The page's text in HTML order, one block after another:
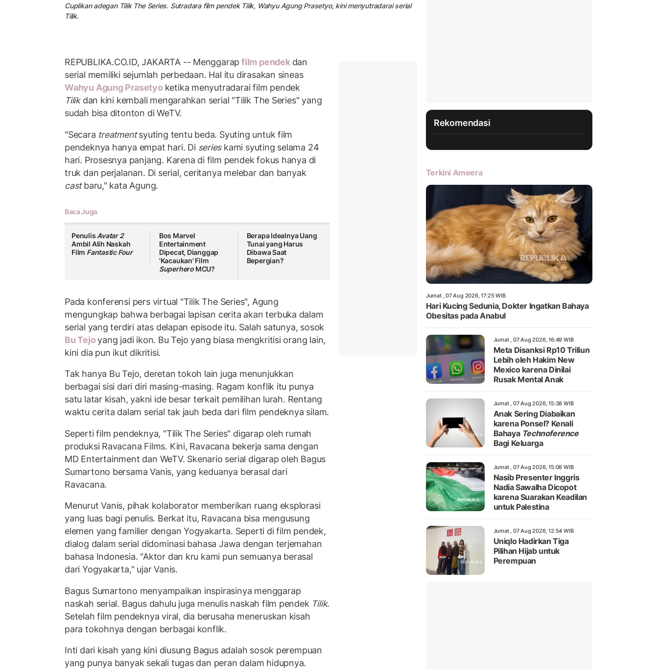
Cuplikan adegan Tilik The Series. Sutradara film pendek Tilik, Wahyu Agung Prasetyo, kini menyutradarai serial
Tilik.
REPUBLIKA.CO.ID, JAKARTA -- Menggarap film pendek dan
serial memiliki sejumlah perbedaan. Hal itu dirasakan sineas
Wahyu Agung Prasetyo ketika menyutradarai film pendek
Tilikdan kini kembali mengarahkan serial "Tilik The Series" yang
sudah bisa ditonton di WeTV.
"Secara treatmentsyuting tentu beda. Syuting untuk film
pendeknya hanya empat hari. Di serieskami syuting selama 24
hari. Prosesnya panjang. Karena di film pendek fokus hanya di
truk dan perjalanan. Di serial, ceritanya melebar dan banyak
castbaru," kata Agung.
Baca Juga
Penulis Avatar 2
Ambil Alih Naskah
Film Fantastic Four
Bos Marvel
Entertainment
Dipecat, Dianggap
'Kacaukan' Film
SuperheroMCU?
Berapa Idealnya Uang
Tunai yang Harus
Dibawa Saat
Bepergian?
Pada konferensi pers virtual "Tilik The Series", Agung
mengungkap bahwa berbagai lapisan cerita akan terbuka dalam
serial yang terdiri atas delapan episode itu. Salah satunya, sosok
Bu Tejoyang jadi ikon. Bu Tejo yang biasa mengkritisi orang lain,
kini dia pun ikut dikritisi.
Tak hanya Bu Tejo, deretan tokoh lain juga menunjukkan
berbagai sisi dari diri masing-masing. Ragam konflik itu punya
satu latar kisah, yakni ide besar terkait pemilihan lurah. Rentang
waktu cerita dalam serial tak jauh beda dari film pendeknya silam.
Seperti film pendeknya, "Tilik The Series" digarap oleh rumah
produksi Ravacana Films. Kini, Ravacana bekerja sama dengan
MD Entertainment dan WeTV. Skenario serial digarap oleh Bagus
Sumartono bersama Vanis, yang keduanya berasal dari
Ravacana.
Menurut Vanis, pihak kolaborator memberikan ruang eksplorasi
yang luas bagi penulis. Berkat itu, Ravacana bisa mengusung
elemen yang familier dengan Yogyakarta. Seperti di film pendek,
dialog dalam serial didominasi bahasa Jawa dengan terjemahan
bahasa Indonesia. "Aktor dan kru kami pun semuanya berasal
dari Yogyakarta," ujar Vanis.
Bagus Sumartono menyampaikan inspirasinya menggarap
naskah serial. Bagus dahulu juga menulis naskah film pendek Tilik.
Setelah film pendeknya viral, dia berusaha meneruskan kisah
para tokohnya dengan berbagai konflik.
Inti dari kisah yang kini diusung Bagus adalah sosok perempuan
yang punya banyak sekali tugas dan peran dalam hidupnya.
Rekomendasi
Terkini Ameera
Jumat , 07 Aug 2026, 17:25 WIB
Hari Kucing Sedunia, Dokter Ingatkan Bahaya
Obesitas pada Anabul
Jumat , 07 Aug 2026, 16:49 WIB
Meta Disanksi Rp10 Triliun
Lebih oleh Hakim New
Mexico karena Dinilai
Rusak Mental Anak
Jumat , 07 Aug 2026, 15:38 WIB
Anak Sering Diabaikan
karena Ponsel? Kenali
Bahaya Technoference
Bagi Keluarga
Jumat , 07 Aug 2026, 15:08 WIB
Nasib Presenter Inggris
Nadia Sawalha Dicopot
karena Suarakan Keadilan
untuk Palestina
Jumat , 07 Aug 2026, 12:54 WIB
Uniqlo Hadirkan Tiga
Pilihan Hijab untuk
Perempuan